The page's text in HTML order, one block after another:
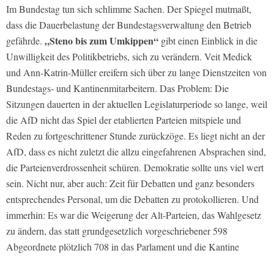
Im Bundestag tun sich schlimme Sachen. Der Spiegel mutmaßt,
dass die Dauerbelastung der Bundestagsverwaltung den Betrieb
gefährde. „Steno bis zum Umkippen“ gibt einen Einblick in die
Unwilligkeit des Politikbetriebs, sich zu verändern. Veit Medick
und Ann-Katrin-Müller ereifern sich über zu lange Dienstzeiten von
Bundestags- und Kantinenmitarbeitern. Das Problem: Die
Sitzungen dauerten in der aktuellen Legislaturperiode so lange, weil
die AfD nicht das Spiel der etablierten Parteien mitspiele und
Reden zu fortgeschrittener Stunde zurückzöge. Es liegt nicht an der
AfD, dass es nicht zuletzt die allzu eingefahrenen Absprachen sind,
die Parteienverdrossenheit schüren. Demokratie sollte uns viel wert
sein. Nicht nur, aber auch: Zeit für Debatten und ganz besonders
entsprechendes Personal, um die Debatten zu protokollieren. Und
immerhin: Es war die Weigerung der Alt-Parteien, das Wahlgesetz
zu ändern, das statt grundgesetzlich vorgeschriebener 598
Abgeordnete plötzlich 708 in das Parlament und die Kantine